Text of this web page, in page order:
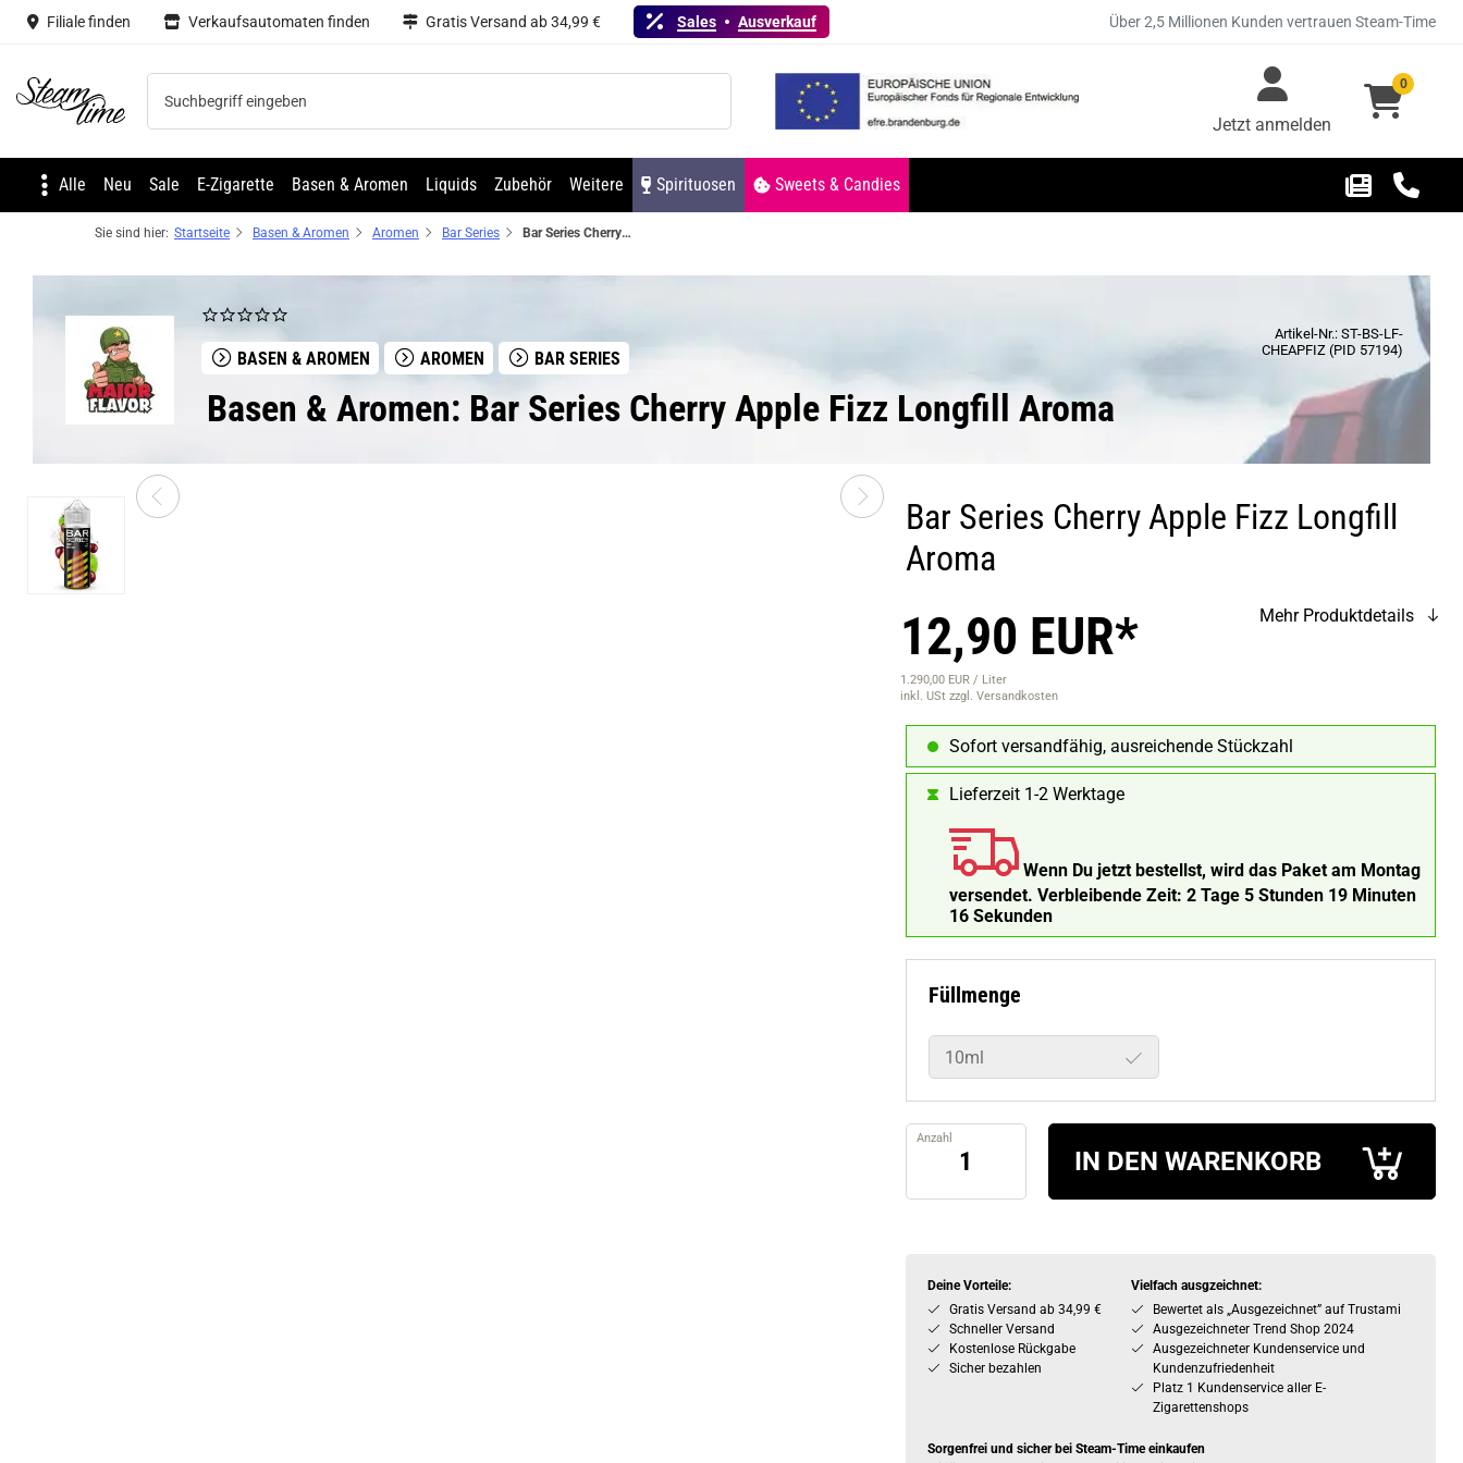
Filiale finden Verkaufsautomaten finden Gratis Versand ab 34,99 € Sales Ausverkauf Über 2,5 Millionen Kunden vertrauen Steam-Time
Steam time Jetzt anmelden
0
Alle Neu Sale E-Zigarette Basen & Aromen Liquids Zubehör Weitere Spirituosen Sweets & Candies
Sie sind hier: Startseite Basen & Aromen Aromen Bar Series Bar Series Cherry Apple Fizz Longfill Aroma
BASEN & AROMEN AROMEN BAR SERIES
Artikel-Nr.: ST-BS-LF-
CHEAPFIZ (PID 57194)
Basen & Aromen: Bar Series Cherry Apple Fizz Longfill Aroma
Bar Series Cherry Apple Fizz Longfill
Aroma
12,90 EUR*
1.290,00 EUR / Liter
inkl. USt zzgl. Versandkosten
Mehr Produktdetails
Sofort versandfähig, ausreichende Stückzahl
Lieferzeit 1-2 Werktage
Wenn Du jetzt bestellst, wird das Paket am Montag
versendet. Verbleibende Zeit: 2 Tage 5 Stunden 19 Minuten
15 Sekunden
Füllmenge
10ml
Anzahl
IN DEN WARENKORB
Deine Vorteile:
Gratis Versand ab 34,99 €
Schneller Versand
Kostenlose Rückgabe
Sicher bezahlen
Vielfach ausgzeichnet:
Bewertet als „Ausgezeichnet” auf Trustami
Ausgezeichneter Trend Shop 2024
Ausgezeichneter Kundenservice und
Kundenzufriedenheit
Platz 1 Kundenservice aller E-
Zigarettenshops
Sorgenfrei und sicher bei Steam-Time einkaufen